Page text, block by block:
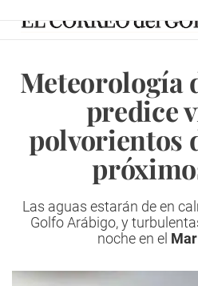
Meteorología
predice
polvorientos
Las aguas estarán de en
Golfo Arábigo, y
noche en el